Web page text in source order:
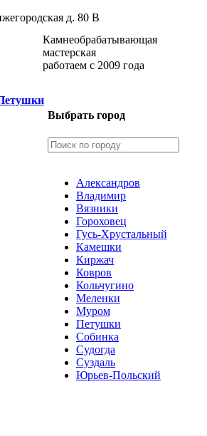
д. 80 В
Камнеобрабатывающая
мастерская
работаем с 2009 года
Выбрать город
Александров
Владимир
Вязники
Гороховец
Гусь-Хрустальный
Камешки
Киржач
Ковров
Кольчугино
Меленки
Муром
Петушки
Собинка
Судогда
Суздаль
Юрьев-Польский